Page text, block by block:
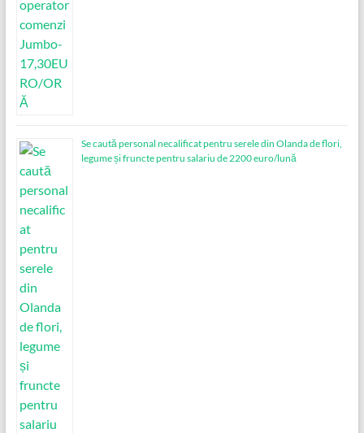
Se caută personal necalificat pentru serele din Olanda de flori,
legume și fruncte pentru salariu de 2200 euro/lună